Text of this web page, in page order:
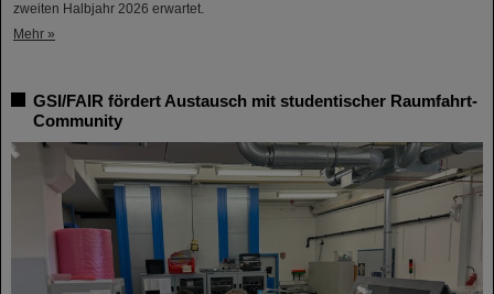
zweiten Halbjahr 2026 erwartet.
Mehr »
GSI/FAIR fördert Austausch mit studentischer Raumfahrt-
Community